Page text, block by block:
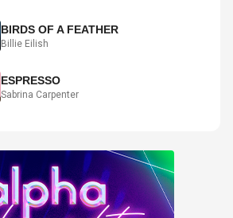
BIRDS OF A FEATHER
Billie Eilish
ESPRESSO
Sabrina Carpenter